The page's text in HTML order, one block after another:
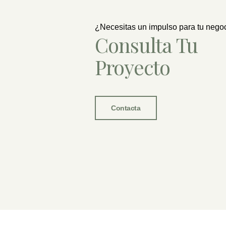
¿Necesitas un impulso para tu
Consulta Tu
Proyecto
Contacta